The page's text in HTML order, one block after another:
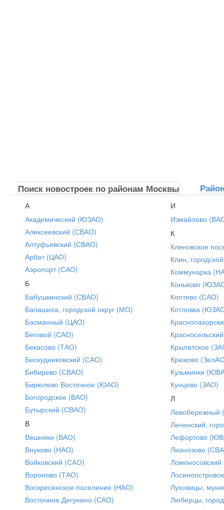
Поиск новостроек по районам Москвы
А
Академический (ЮЗАО)
Алексеевский (СВАО)
Алтуфьевский (СВАО)
Арбат (ЦАО)
Аэропорт (САО)
Б
Бабушкинский (СВАО)
Балашиха, городской округ (МО)
Басманный (ЦАО)
Беговой (САО)
Бекасово (ТАО)
Бескудниковский (САО)
Бибирево (СВАО)
Бирюлево Восточное (ЮАО)
Богородское (ВАО)
Бутырский (СВАО)
В
Вешняки (ВАО)
Внуково (НАО)
Войковский (САО)
Вороново (ТАО)
Воскресенское поселение (НАО)
Восточное Дегунино (САО)
И
Измайлово
К
Кленовское
Клин,
Коммунарка
Коньково
Коптево (САО)
Котловка
Крылатское
Крюково
Кузьминки
Кунцево (ЗАО)
Л
Ленинский,
Лефортово
Лианозово
Луховицы,
Люберцы,